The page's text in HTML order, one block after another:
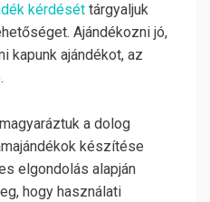
kérdését tárgyaljuk
Ajándékozni jó,
kapunk ajándékot, az
a dolog
készítése
elgondolás alapján
hogy használati